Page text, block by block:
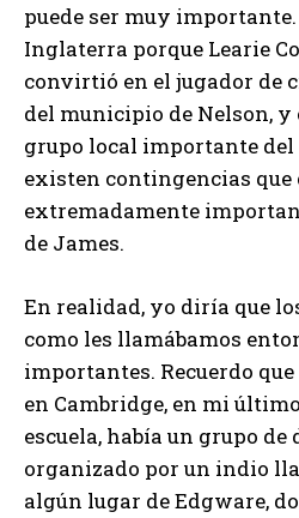
puede ser muy
Inglaterra porque Learie
convirtió en el jugador de
del municipio de Nelson,
grupo local importante del
existen contingencias que
extremadamente
de James.
En realidad, yo diría que
como les llamábamos
importantes. Recuerdo
en Cambridge, en mi
escuela, había un grupo de
organizado por un indio
algún lugar de Edgware,